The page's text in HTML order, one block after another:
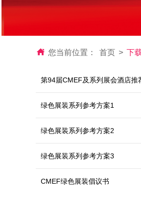
您当前位置： 首页 > 下
第94届CMEF及系列展会酒店推
绿色展装系列参考方案1
绿色展装系列参考方案2
绿色展装系列参考方案3
CMEF绿色展装倡议书